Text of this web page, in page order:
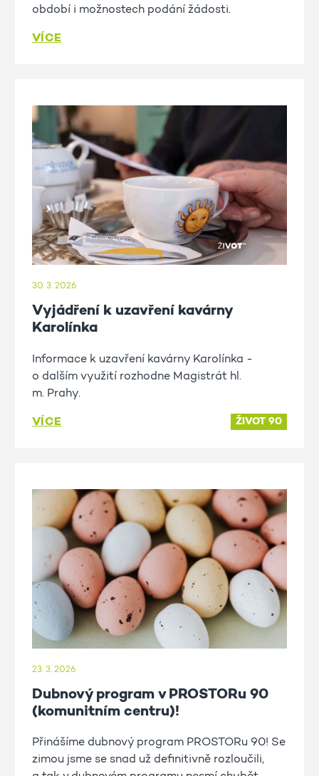
období i možnostech podání žádosti.
VÍCE
30. 3. 2026
Vyjádření k uzavření kavárny
Karolínka
Informace k uzavření kavárny Karolínka -
o dalším využití rozhodne Magistrát hl.
m. Prahy.
VÍCE ŽIVOT 90
23. 3. 2026
Dubnový program v PROSTORu 90
(komunitním centru)!
Přinášíme dubnový program PROSTORu 90! Se
zimou jsme se snad už definitivně rozloučili,